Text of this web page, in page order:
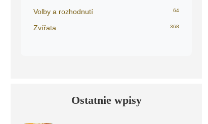
Volby a rozhodnutí 64
Zvířata 368
Ostatnie wpisy